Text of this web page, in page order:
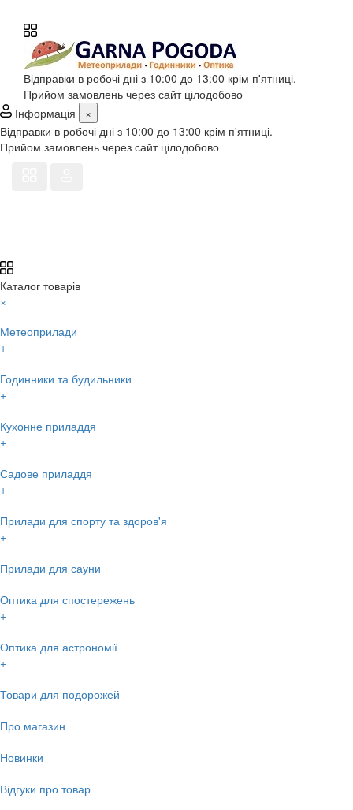
Відправки в робочі дні з 10:00 до 13:00 крім п'ятниці.
Прийом замовлень через сайт цілодобово
Інформація
×
Відправки в робочі дні з 10:00 до 13:00 крім п'ятниці.
Прийом замовлень через сайт цілодобово
Каталог товарів
×
Метеоприлади
+
Годинники та будильники
+
Кухонне приладдя
+
Садове приладдя
+
Прилади для спорту та здоров'я
+
Прилади для сауни
Оптика для спостережень
+
Оптика для астрономії
+
Товари для подорожей
Про магазин
Новинки
Відгуки про товар